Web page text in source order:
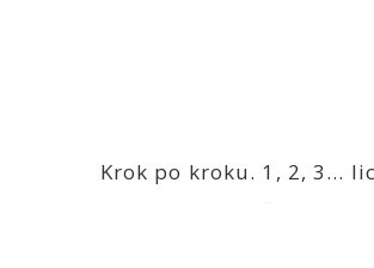
Krok po kroku. 1, 2, 3…